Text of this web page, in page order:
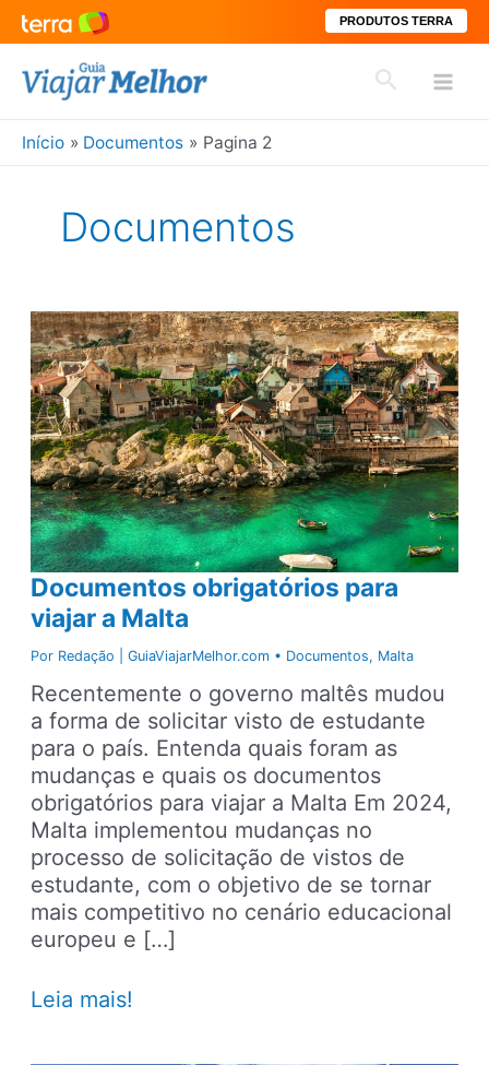
PRODUTOS TERRA
para
conteúdo
Pesquisar
Início Documentos Pagina 2
Documentos
Documentos obrigatórios para
viajar a Malta
Por Redação | GuiaViajarMelhor.com • Documentos, Malta
Recentemente o governo maltês mudou
a forma de solicitar visto de estudante
para o país. Entenda quais foram as
mudanças e quais os documentos
obrigatórios para viajar a Malta Em 2024,
Malta implementou mudanças no
processo de solicitação de vistos de
estudante, com o objetivo de se tornar
mais competitivo no cenário educacional
europeu e […]
Documentos
Leia mais!